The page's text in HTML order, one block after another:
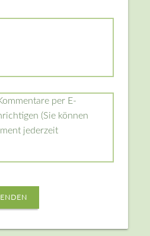
per E-
(Sie können
jederzeit